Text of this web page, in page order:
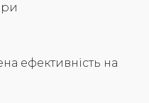
ефективність на